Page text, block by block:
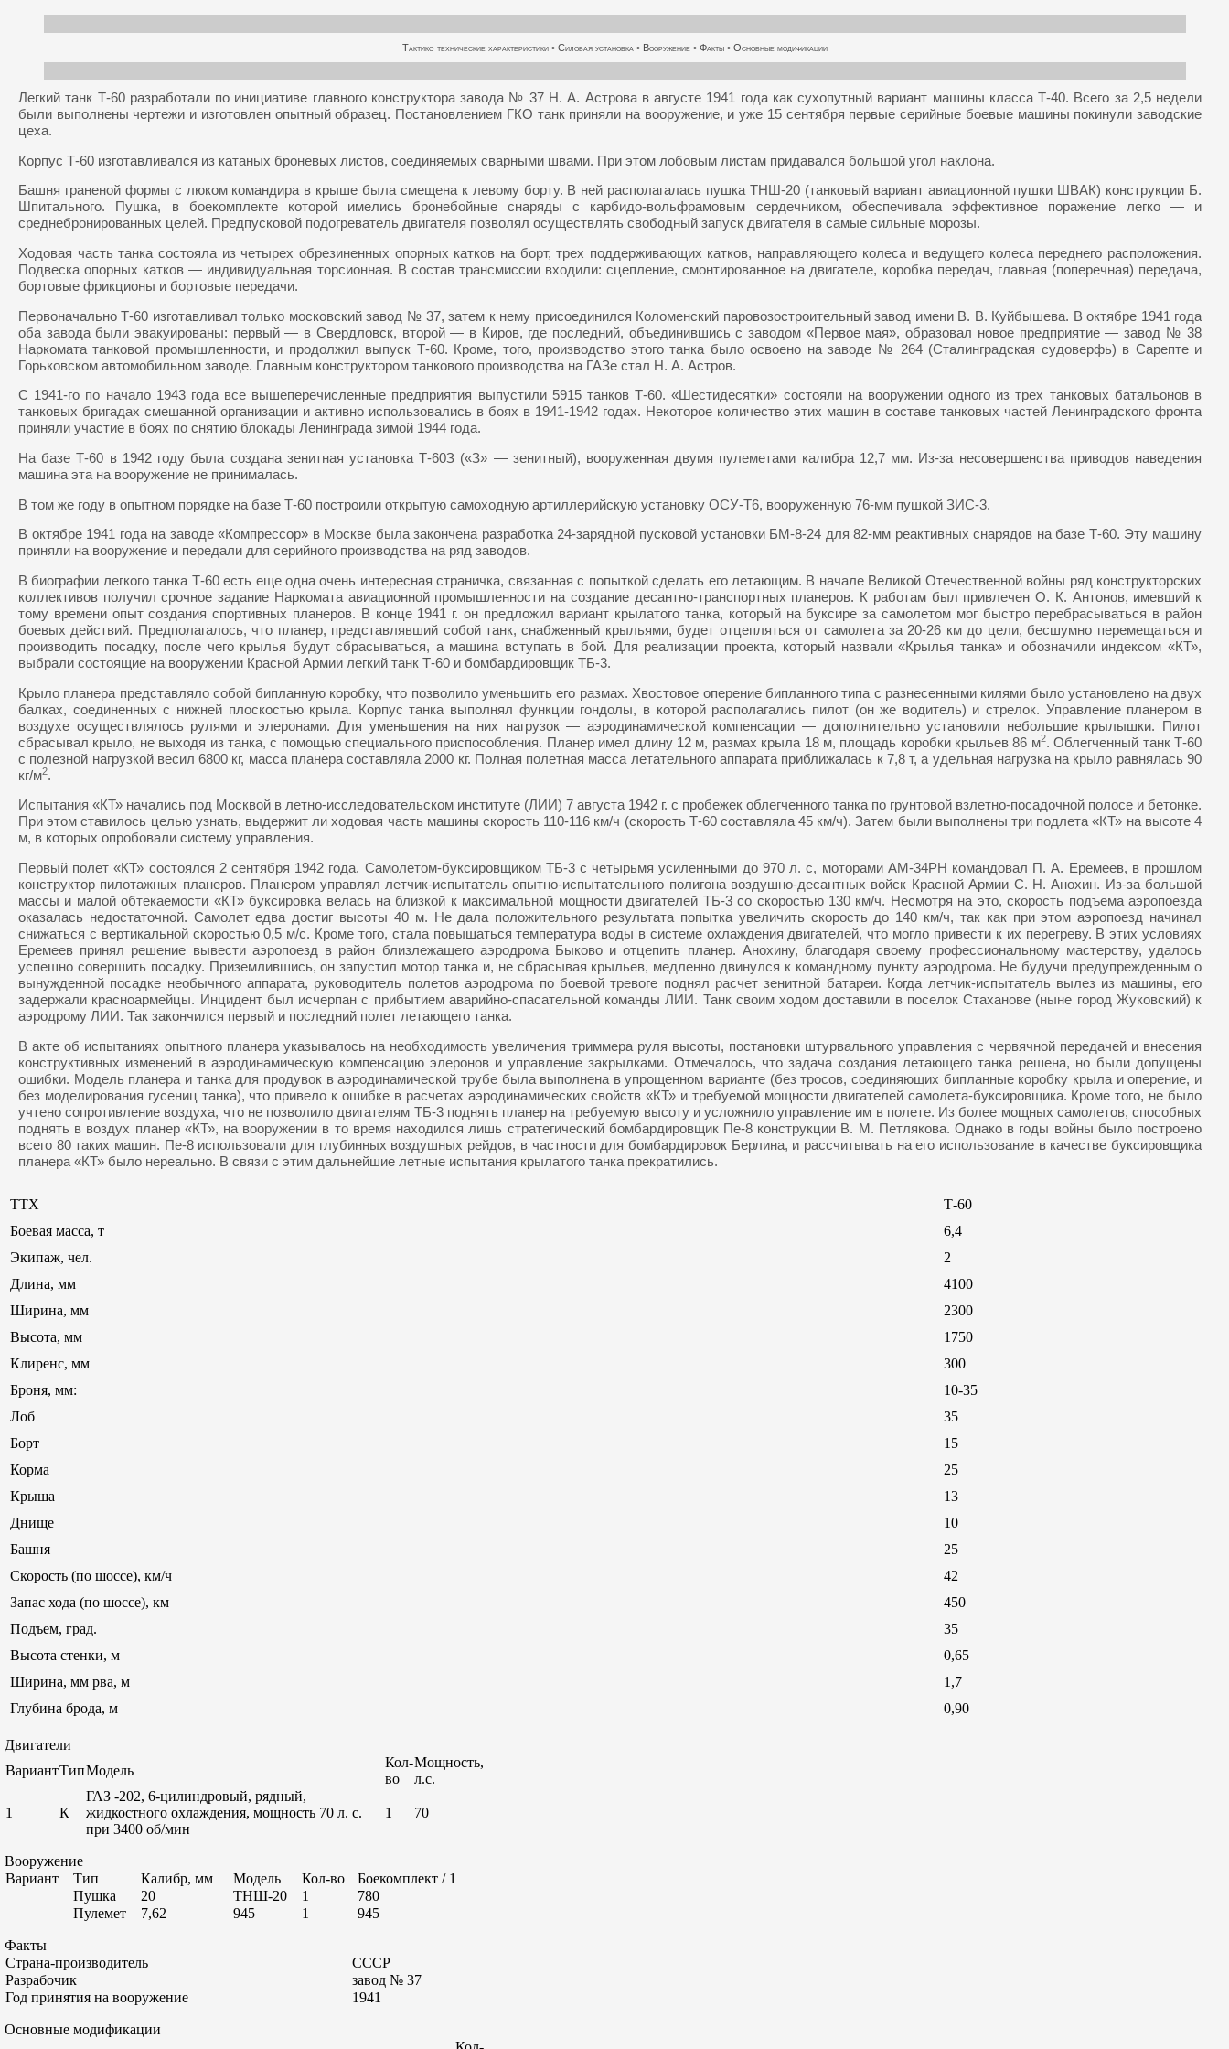
Тактико-технические характеристики• Силовая установка • Вооружение • Факты• Основные модификации
Легкий танк Т-60 разработали по инициативе главного конструктора завода № 37 Н. А. Астрова в августе 1941 года как сухопутный вариант машины класса Т-40. Всего за 2,5 недели
были выполнены чертежи и изготовлен опытный образец. Постановлением ГКО танк приняли на вооружение, и уже 15 сентября первые серийные боевые машины покинули заводские
цеха.
Корпус Т-60 изготавливался из катаных броневых листов, соединяемых сварными швами. При этом лобовым листам придавался большой угол наклона.
Башня граненой формы с люком командира в крыше была смещена к левому борту. В ней располагалась пушка ТНШ-20 (танковый вариант авиационной пушки ШВАК) конструкции Б.
Шпитального. Пушка, в боекомплекте которой имелись бронебойные снаряды с карбидо-вольфрамовым сердечником, обеспечивала эффективное поражение легко — и
среднебронированных целей. Предпусковой подогреватель двигателя позволял осуществлять свободный запуск двигателя в самые сильные морозы.
Ходовая часть танка состояла из четырех обрезиненных опорных катков на борт, трех поддерживающих катков, направляющего колеса и ведущего колеса переднего расположения.
Подвеска опорных катков — индивидуальная торсионная. В состав трансмиссии входили: сцепление, смонтированное на двигателе, коробка передач, главная (поперечная) передача,
бортовые фрикционы и бортовые передачи.
Первоначально Т-60 изготавливал только московский завод № 37, затем к нему присоединился Коломенский паровозостроительный завод имени В. В. Куйбышева. В октябре 1941 года
оба завода были эвакуированы: первый — в Свердловск, второй — в Киров, где последний, объединившись с заводом «Первое мая», образовал новое предприятие — завод № 38
Наркомата танковой промышленности, и продолжил выпуск Т-60. Кроме, того, производство этого танка было освоено на заводе № 264 (Сталинградская судоверфь) в Сарепте и
Горьковском автомобильном заводе. Главным конструктором танкового производства на ГАЗе стал Н. А. Астров.
С 1941-го по начало 1943 года все вышеперечисленные предприятия выпустили 5915 танков Т-60. «Шестидесятки» состояли на вооружении одного из трех танковых батальонов в
танковых бригадах смешанной организации и активно использовались в боях в 1941-1942 годах. Некоторое количество этих машин в составе танковых частей Ленинградского фронта
приняли участие в боях по снятию блокады Ленинграда зимой 1944 года.
На базе Т-60 в 1942 году была создана зенитная установка Т-60З («З» — зенитный), вооруженная двумя пулеметами калибра 12,7 мм. Из-за несовершенства приводов наведения
машина эта на вооружение не принималась.
В том же году в опытном порядке на базе Т-60 построили открытую самоходную артиллерийскую установку ОСУ-Т6, вооруженную 76-мм пушкой ЗИС-3.
В октябре 1941 года на заводе «Компрессор» в Москве была закончена разработка 24-зарядной пусковой установки БМ-8-24 для 82-мм реактивных снарядов на базе Т-60. Эту машину
приняли на вооружение и передали для серийного производства на ряд заводов.
В биографии легкого танка Т-60 есть еще одна очень интересная страничка, связанная с попыткой сделать его летающим. В начале Великой Отечественной войны ряд конструкторских
коллективов получил срочное задание Наркомата авиационной промышленности на создание десантно-транспортных планеров. К работам был привлечен О. К. Антонов, имевший к
тому времени опыт создания спортивных планеров. В конце 1941 г. он предложил вариант крылатого танка, который на буксире за самолетом мог быстро перебрасываться в район
боевых действий. Предполагалось, что планер, представлявший собой танк, снабженный крыльями, будет отцепляться от самолета за 20-26 км до цели, бесшумно перемещаться и
производить посадку, после чего крылья будут сбрасываться, а машина вступать в бой. Для реализации проекта, который назвали «Крылья танка» и обозначили индексом «КТ»,
выбрали состоящие на вооружении Красной Армии легкий танк Т-60 и бомбардировщик ТБ-3.
Крыло планера представляло собой бипланную коробку, что позволило уменьшить его размах. Хвостовое оперение бипланного типа с разнесенными килями было установлено на двух
балках, соединенных с нижней плоскостью крыла. Корпус танка выполнял функции гондолы, в которой располагались пилот (он же водитель) и стрелок. Управление планером в
воздухе осуществлялось рулями и элеронами. Для уменьшения на них нагрузок — аэродинамической компенсации — дополнительно установили небольшие крылышки. Пилот
сбрасывал крыло, не выходя из танка, с помощью специального приспособления. Планер имел длину 12 м, размах крыла 18 м, площадь коробки крыльев 86 м2. Облегченный танк Т-60
с полезной нагрузкой весил 6800 кг, масса планера составляла 2000 кг. Полная полетная масса летательного аппарата приближалась к 7,8 т, а удельная нагрузка на крыло равнялась 90
кг/м2.
Испытания «КТ» начались под Москвой в летно-исследовательском институте (ЛИИ) 7 августа 1942 г. с пробежек облегченного танка по грунтовой взлетно-посадочной полосе и бетонке.
При этом ставилось целью узнать, выдержит ли ходовая часть машины скорость 110-116 км/ч (скорость Т-60 составляла 45 км/ч). Затем были выполнены три подлета «КТ» на высоте 4
м, в которых опробовали систему управления.
Первый полет «КТ» состоялся 2 сентября 1942 года. Самолетом-буксировщиком ТБ-3 с четырьмя усиленными до 970 л. с, моторами АМ-34РН командовал П. А. Еремеев, в прошлом
конструктор пилотажных планеров. Планером управлял летчик-испытатель опытно-испытательного полигона воздушно-десантных войск Красной Армии С. Н. Анохин. Из-за большой
массы и малой обтекаемости «КТ» буксировка велась на близкой к максимальной мощности двигателей ТБ-3 со скоростью 130 км/ч. Несмотря на это, скорость подъема аэропоезда
оказалась недостаточной. Самолет едва достиг высоты 40 м. Не дала положительного результата попытка увеличить скорость до 140 км/ч, так как при этом аэропоезд начинал
снижаться с вертикальной скоростью 0,5 м/с. Кроме того, стала повышаться температура воды в системе охлаждения двигателей, что могло привести к их перегреву. В этих условиях
Еремеев принял решение вывести аэропоезд в район близлежащего аэродрома Быково и отцепить планер. Анохину, благодаря своему профессиональному мастерству, удалось
успешно совершить посадку. Приземлившись, он запустил мотор танка и, не сбрасывая крыльев, медленно двинулся к командному пункту аэродрома. Не будучи предупрежденным о
вынужденной посадке необычного аппарата, руководитель полетов аэродрома по боевой тревоге поднял расчет зенитной батареи. Когда летчик-испытатель вылез из машины, его
задержали красноармейцы. Инцидент был исчерпан с прибытием аварийно-спасательной команды ЛИИ. Танк своим ходом доставили в поселок Стаханове (ныне город Жуковский) к
аэродрому ЛИИ. Так закончился первый и последний полет летающего танка.
В акте об испытаниях опытного планера указывалось на необходимость увеличения триммера руля высоты, постановки штурвального управления с червячной передачей и внесения
конструктивных изменений в аэродинамическую компенсацию элеронов и управление закрылками. Отмечалось, что задача создания летающего танка решена, но были допущены
ошибки. Модель планера и танка для продувок в аэродинамической трубе была выполнена в упрощенном варианте (без тросов, соединяющих бипланные коробку крыла и оперение, и
без моделирования гусениц танка), что привело к ошибке в расчетах аэродинамических свойств «КТ» и требуемой мощности двигателей самолета-буксировщика. Кроме того, не было
учтено сопротивление воздуха, что не позволило двигателям ТБ-3 поднять планер на требуемую высоту и усложнило управление им в полете. Из более мощных самолетов, способных
поднять в воздух планер «КТ», на вооружении в то время находился лишь стратегический бомбардировщик Пе-8 конструкции В. М. Петлякова. Однако в годы войны было построено
всего 80 таких машин. Пе-8 использовали для глубинных воздушных рейдов, в частности для бомбардировок Берлина, и рассчитывать на его использование в качестве буксировщика
планера «КТ» было нереально. В связи с этим дальнейшие летные испытания крылатого танка прекратились.
ТТХ
Т-60
Боевая масса, т
6,4
Экипаж, чел.
2
Длина, мм
4100
Ширина, мм
2300
Высота, мм
1750
Клиренс, мм
300
Броня, мм:
10-35
Лоб
35
Борт
15
Корма
25
Крыша
13
Днище
10
Башня
25
Скорость (по шоссе), км/ч
42
Запас хода (по шоссе), км
450
Подъем, град.
35
Высота стенки, м
0,65
Ширина, мм рва, м
1,7
Глубина брода, м
0,90
Двигатели
ВариантТипМодель
Кол-
во
Мощность,
л.с.
1 К
ГАЗ -202, 6-цилиндровый, рядный,
жидкостного охлаждения, мощность 70 л. с.
при 3400 об/мин
1 70
Вооружение
Вариант
Тип Калибр, мм Модель Кол-во
Боекомплект / 1
Пушка
20 ТНШ-20 1
780
Пулемет
7,62 945 1 945
Факты
Страна-производитель
СССР
Разрабочик
завод № 37
Год принятия на вооружение
1941
Основные модификации